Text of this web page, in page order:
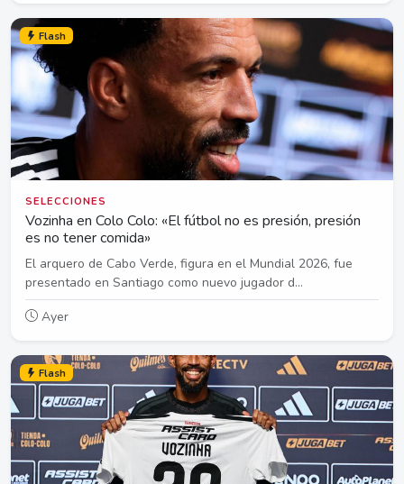
Flash
SELECCIONES
Vozinha en Colo Colo: «El fútbol no es presión, presión
es no tener comida»
El arquero de Cabo Verde, figura en el Mundial 2026, fue
presentado en Santiago como nuevo jugador d...
Ayer
Flash